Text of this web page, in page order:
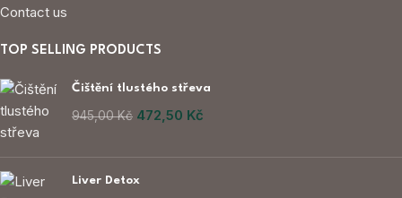
Contact us
TOP SELLING PRODUCTS
Čištění tlustého střeva
945,00Kč 472,50 Kč
Liver Detox